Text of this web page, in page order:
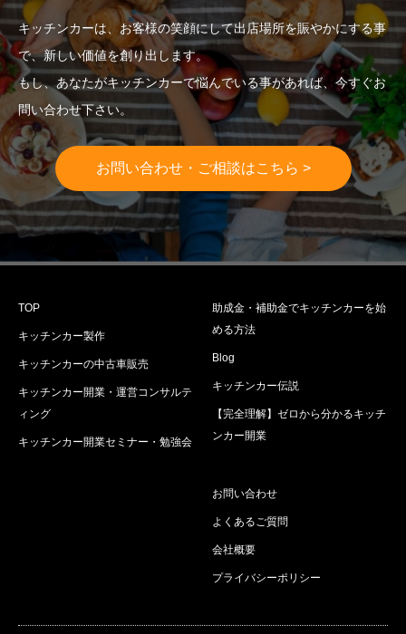
キッチンカーは、お客様の笑顔にして出店場所を賑やかにする事
で、新しい価値を創り出します。
もし、あなたがキッチンカーで悩んでいる事があれば、今すぐお
問い合わせ下さい。
お問い合わせ・ご相談はこちら >
TOP
キッチンカー製作
キッチンカーの中古車販売
キッチンカー開業・運営コンサルテ
ィング
キッチンカー開業セミナー・勉強会
助成金・補助金でキッチンカーを始
める方法
Blog
キッチンカー伝説
【完全理解】ゼロから分かるキッチ
ンカー開業
お問い合わせ
よくあるご質問
会社概要
プライバシーポリシー